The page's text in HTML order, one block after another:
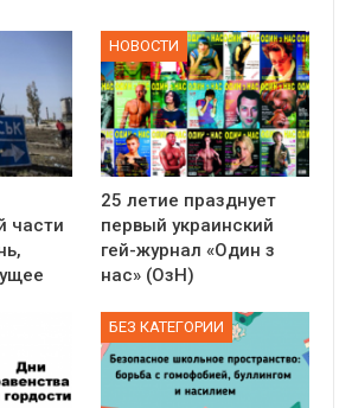
части
НОВОСТИ
25 летие празднует
первый украинский
гей-журнал «Один з
нас» (ОзН)
БЕЗ КАТЕГОРИИ